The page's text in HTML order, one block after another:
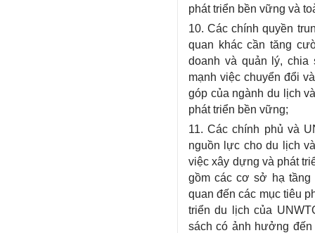
phát triển bền vững và
10. Các chính quyền
quan khác cần tăng
doanh và quản lý, chia
mạnh việc chuyển đổi
góp của ngành du lịch
phát triển bền vững;
11. Các chính phủ và
nguồn lực cho du lịch
việc xây dựng và phát
gồm các cơ sở hạ
quan đến các mục tiêu
triển du lịch của
sách có ảnh hưởng